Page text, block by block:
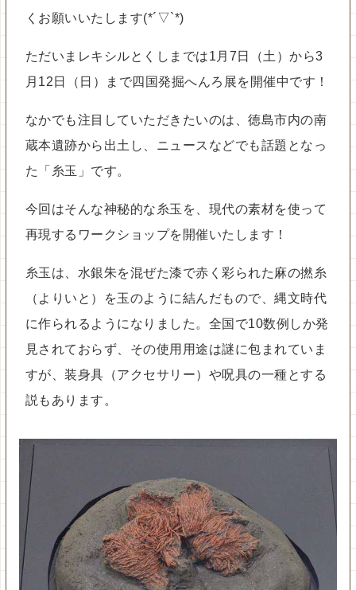
くお願いいたします(*´▽`*)
ただいまレキシルとくしまでは1月7日（土）から3
月12日（日）まで四国発掘へんろ展を開催中です！
なかでも注目していただきたいのは、徳島市内の南
蔵本遺跡から出土し、ニュースなどでも話題となっ
た「糸玉」です。
今回はそんな神秘的な糸玉を、現代の素材を使って
再現するワークショップを開催いたします！
糸玉は、水銀朱を混ぜた漆で赤く彩られた麻の撚糸
（よりいと）を玉のように結んだもので、縄文時代
に作られるようになりました。全国で10数例しか発
見されておらず、その使用用途は謎に包まれていま
すが、装身具（アクセサリー）や呪具の一種とする
説もあります。